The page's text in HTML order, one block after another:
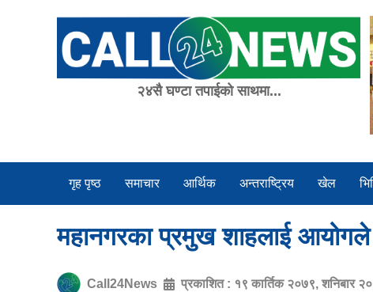
२४सै घण्टा तपाईको साथमा...
गृह पृष्ठ समाचार आर्थिक अन्तराष्ट्रिय खेल
महानगरका प्रमुख शाहलाई आयोगले
Call24News प्रकाशित : १९ कार्तिक २०७९, शनिबार